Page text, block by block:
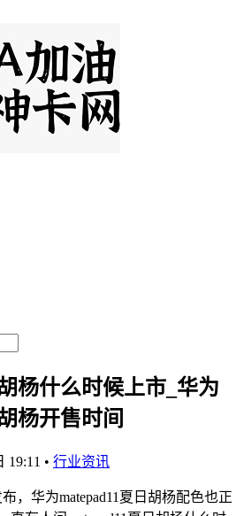
杨什么时候上市_华为
杨开售时间
19:11 • 行业资讯
，华为matepad11夏日胡杨配色也正